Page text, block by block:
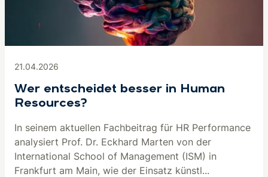
21.04.2026
Wer entscheidet besser in Human
Resources?
In seinem aktuellen Fachbeitrag für HR Performance
analysiert Prof. Dr. Eckhard Marten von der
International School of Management (ISM) in
Frankfurt am Main, wie der Einsatz künstl...